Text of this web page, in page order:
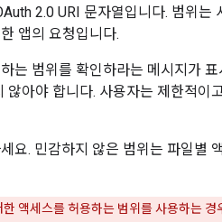
2.0 URI 문자열입니다. 범위
앱의 요청입니다.
는 범위를 확인하라는 메시지가
않아야 합니다. 사용자는 제한적
요. 민감하지 않은 범위는 파일
액세스를 허용하는 범위를 사용하는